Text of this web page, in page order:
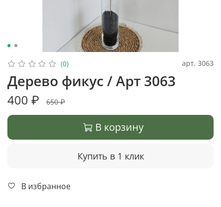
(0) арт. 3063
Дерево фикус / Арт 3063
400 ₽ 650 ₽
В корзину
Купить в 1 клик
В избранное